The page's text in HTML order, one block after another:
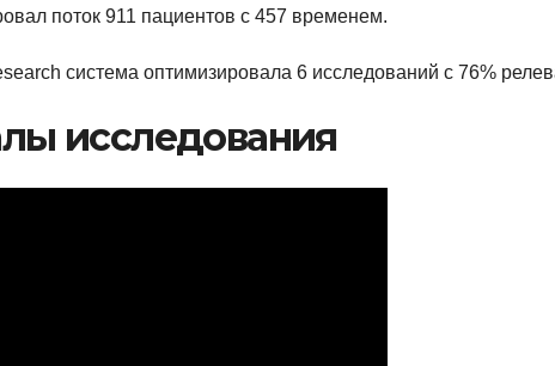
поток 911 пациентов с 457 временем.
система оптимизировала 6 исследований с 76%
исследования